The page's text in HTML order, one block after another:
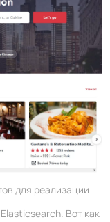
для реализации
Вот как